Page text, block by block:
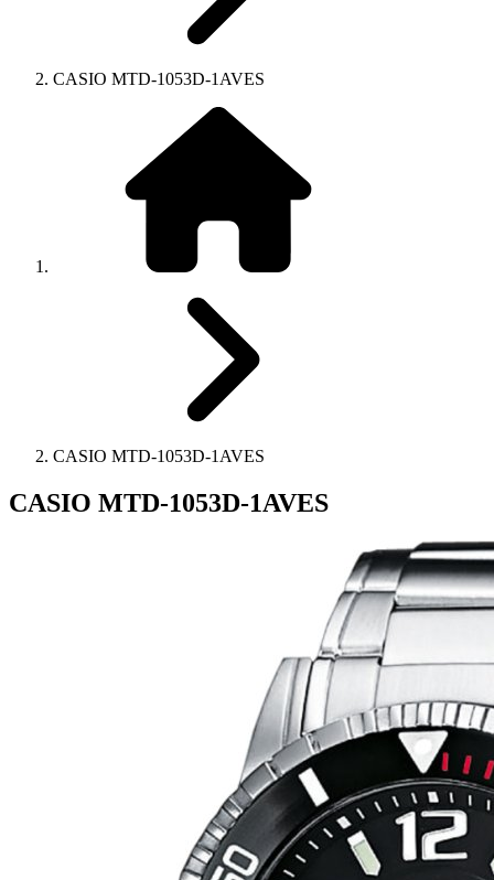
CASIO MTD-1053D-1AVES
CASIO MTD-1053D-1AVES
CASIO MTD-1053D-1AVES